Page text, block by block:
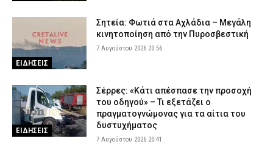
ΕΙΔΗΣΕΙΣ
Σητεία: Φωτιά στα Αχλάδια – Μεγάλη
κινητοποίηση από την Πυροσβεστική
7 Αυγούστου 2026 20:56
ΕΙΔΗΣΕΙΣ
Σέρρες: «Κάτι απέσπασε την προσοχή
του οδηγού» – Τι εξετάζει ο
πραγματογνώμονας για τα αίτια του
δυστυχήματος
7 Αυγούστου 2026 20:41